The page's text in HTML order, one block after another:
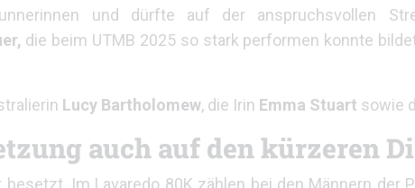
und dürfte auf der anspruchsvollen
die beim UTMB 2025 so stark performen konnte
Lucy Bartholomew, die Irin Emma Stuart sowie
auch auf den kürzeren
Im Lavaredo 80K zählen bei den Männern der